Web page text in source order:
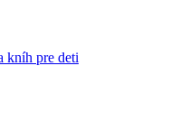
kníh pre deti